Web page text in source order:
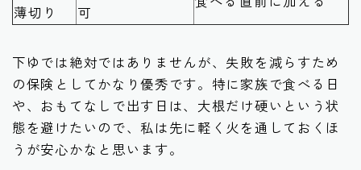
薄切り
可
下ゆでは絶対ではありませんが、失敗を減らすため
の保険としてかなり優秀です。特に家族で食べる日
や、おもてなしで出す日は、大根だけ硬いという状
態を避けたいので、私は先に軽く火を通しておくほ
うが安心かなと思います。